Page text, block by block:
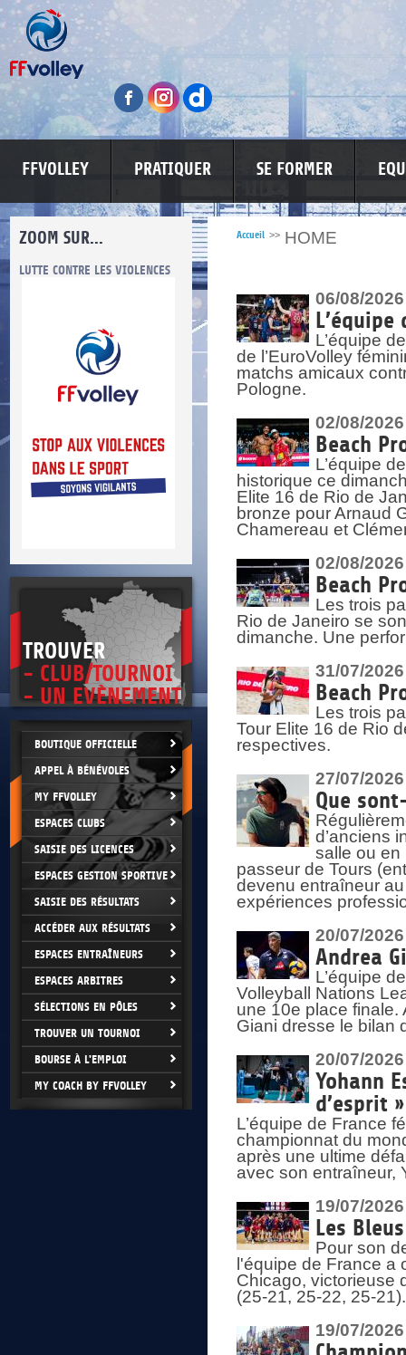
FFVOLLEY PRATIQUER SE FORMER
ZOOM SUR...
LUTTE CONTRE LES VIOLENCES MA PETITE SPONSO
>
TROUVER
- CLUB/TOURNOI
- UN EVÈNEMENT
BOUTIQUE OFFICIELLE
APPEL À BÉNÉVOLES
MY FFVOLLEY
ESPACES CLUBS
SAISIE DES LICENCES
ESPACES GESTION SPORTIVE
SAISIE DES RÉSULTATS
ACCÉDER AUX RÉSULTATS
ESPACES ENTRAÎNEURS
ESPACES ARBITRES
SÉLECTIONS EN PÔLES
TROUVER UN TOURNOI
BOURSE À L'EMPLOI
MY COACH BY FFVOLLEY
Accueil >> HOME
06/08/2026
L’équipe
L’équipe
de l’EuroVolley
matchs amicaux
Pologne.
02/08/2026
Beach
L’équipe
historique ce
Elite 16 de Rio de
bronze pour Arnaud
Chamereau et
02/08/2026
Beach
Les trois
Rio de Janeiro se
dimanche. Une
31/07/2026
Beach
Les trois
Tour Elite 16 de Rio
respectives.
27/07/2026
Que
d’anciens
salle ou en
passeur de Tours
devenu entraîneur
expériences
20/07/2026
Andrea
L’équipe
Volleyball Nations
une 10e place finale.
Giani dresse le bilan
20/07/2026
Yohann
d’esprit »
L’équipe de France
championnat du
après une ultime
avec son entraîneur,
19/07/2026
Les
Pour son
l'équipe de France a
Chicago, victorieuse
(25-21, 25-22, 25-
19/07/2026